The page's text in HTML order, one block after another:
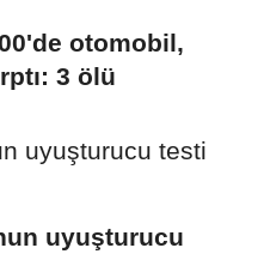
otomobil,
3 ölü
uyuşturucu